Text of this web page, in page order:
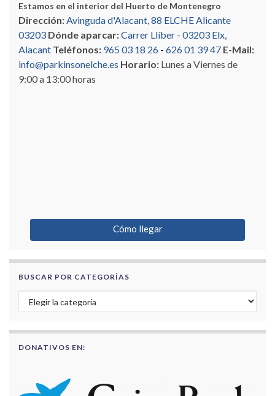
Estamos en el interior del Huerto de Montenegro
Dirección:Avinguda d'Alacant, 88 ELCHE Alicante
03203 Dónde aparcar:Carrer Llíber - 03203 Elx,
Alacant Teléfonos: 965 03 18 26 - 626 01 39 47 E-Mail:
info@parkinsonelche.es Horario: Lunes a Viernes de
9:00 a 13:00 horas
Cómo llegar
BUSCAR POR CATEGORÍAS
Buscar por categorías
DONATIVOS EN: